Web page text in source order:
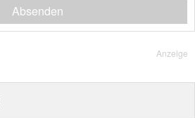
Absenden
Anzeige